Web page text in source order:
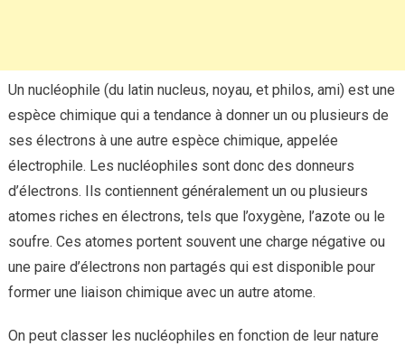
Un nucléophile (du latin nucleus, noyau, et philos, ami) est une
espèce chimique qui a tendance à donner un ou plusieurs de
ses électrons à une autre espèce chimique, appelée
électrophile. Les nucléophiles sont donc des donneurs
d’électrons. Ils contiennent généralement un ou plusieurs
atomes riches en électrons, tels que l’oxygène, l’azote ou le
soufre. Ces atomes portent souvent une charge négative ou
une paire d’électrons non partagés qui est disponible pour
former une liaison chimique avec un autre atome.
On peut classer les nucléophiles en fonction de leur nature